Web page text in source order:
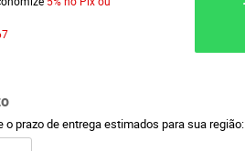
o prazo de entrega estimados para sua região: